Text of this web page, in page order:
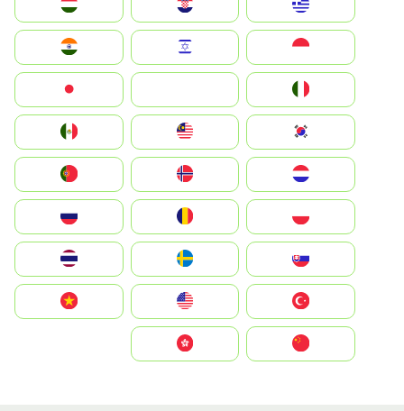
Hrvatska
Magyarország
Indonesia
South Korea
Nederland
Portugal
România
Slovensko
United States
Vietnam